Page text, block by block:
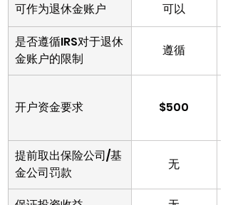
可作为退休金账户
可以
是否遵循IRS对于退休
金账户的限制
遵循
开户资金要求 $500
提前取出保险公司/基
金公司罚款
无